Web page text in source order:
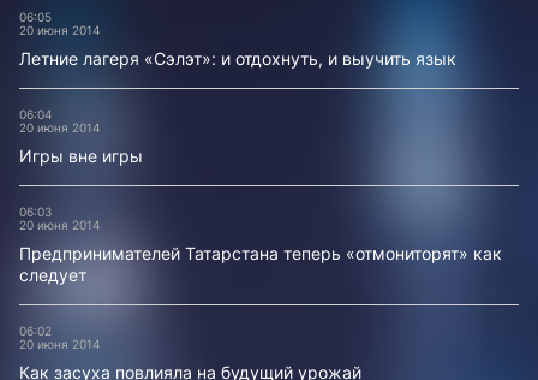
06:05
20 июня 2014
Летние лагеря «Сэлэт»: и отдохнуть, и выучить язык
06:04
20 июня 2014
Игры вне игры
06:03
20 июня 2014
Предпринимателей Татарстана теперь «отмониторят» как
следует
06:02
20 июня 2014
Как засуха повлияла на будущий урожай